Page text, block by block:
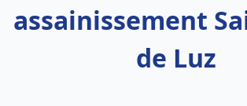
assainissement
de Luz